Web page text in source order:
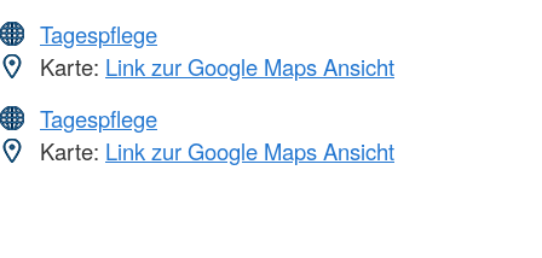
Tagespflege
Karte: Link zur Google Maps Ansicht
Tagespflege
Karte: Link zur Google Maps Ansicht